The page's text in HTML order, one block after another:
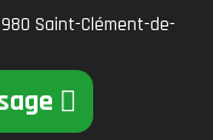
Saint-Clément-de-